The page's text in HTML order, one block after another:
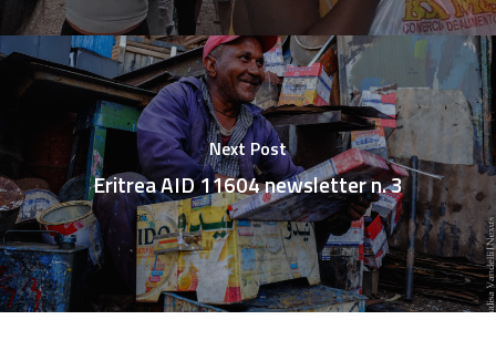
Next Post
Eritrea AID 11604 newsletter n. 3